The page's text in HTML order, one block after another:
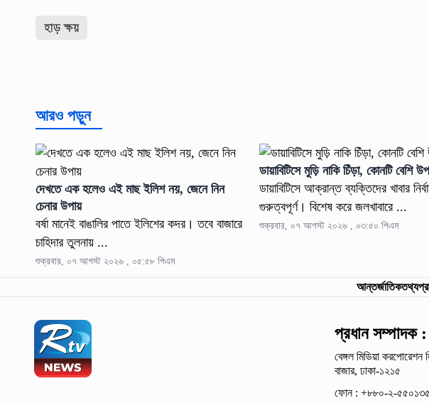
হাড় ক্ষয়
আরও পড়ুন
দেখতে এক হলেও এই মাছ ইলিশ নয়, জেনে নিন
চেনার উপায়
বর্ষা মানেই বাঙালির পাতে ইলিশের কদর। তবে বাজারে
চাহিদার তুলনায় ...
শুক্রবার, ০৭ আগস্ট ২০২৬ , ০৫:৫৮ পিএম
ডায়াবিটিসে মুড়ি নাকি চিঁড়া, কোনটি বেশি
ডায়াবিটিসে আক্রান্ত ব্যক্তিদের খাবার
গুরুত্বপূর্ণ। বিশেষ করে জলখাবারে ...
শুক্রবার, ০৭ আগস্ট ২০২৬ , ০৩:৫০ পিএম
আন্তর্জাতিক
প্রধান সম্পাদক
বেঙ্গল মিডিয়া
বাজার, ঢাকা-১২১৫
ফোন : +৮৮০-২-